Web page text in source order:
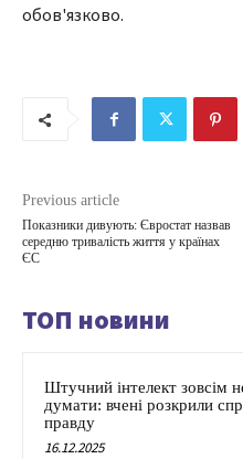
обов'язково.
Previous article
Показники дивують: Євростат назвав
середню тривалість життя у країнах
ЄС
ТОП новини
Штучний інтелект зовсім
думати: вчені розкрили
правду
16.12.2025